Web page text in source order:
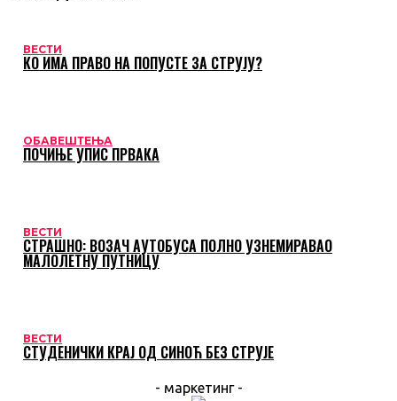
ВЕСТИ
КО ИМА ПРАВО НА ПОПУСТЕ ЗА СТРУЈУ?
ОБАВЕШТЕЊА
ПОЧИЊЕ УПИС ПРВАКА
ВЕСТИ
СТРАШНО: ВОЗАЧ АУТОБУСА ПОЛНО УЗНЕМИРАВАО
МАЛОЛЕТНУ ПУТНИЦУ
ВЕСТИ
СТУДЕНИЧКИ КРАЈ ОД СИНОЋ БЕЗ СТРУЈЕ
- маркетинг -